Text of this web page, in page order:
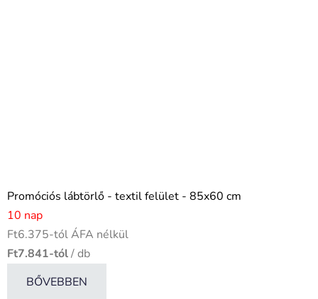
Promóciós lábtörlő - textil felület - 85x60 cm
10 nap
Ft6.375-tól ÁFA nélkül
Ft7.841-tól/ db
BŐVEBBEN